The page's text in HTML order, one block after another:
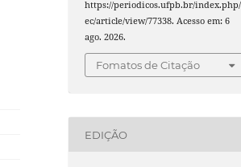
https://periodicos.ufpb.br/
ec/article/view/77338. Acesso em: 6
ago. 2026.
Fomatos de Citação
EDIÇÃO